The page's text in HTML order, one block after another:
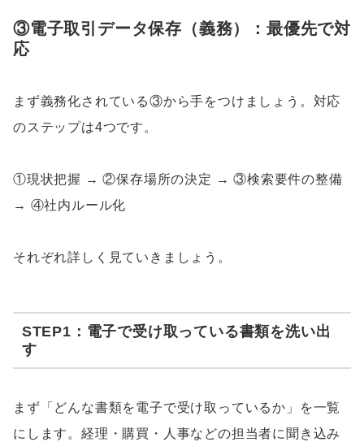
③電子取引データ保存（義務）：最優先で対
応
まず義務化されている③から手をつけましょう。対応
のステップは4つです。
①現状把握 → ②保存場所の決定 → ③検索要件の整備
→ ④社内ルール化
それぞれ詳しく見ていきましょう。
STEP1：電子で受け取っている書類を洗い出
す
まず「どんな書類を電子で受け取っているか」を一覧
にします。経理・購買・人事などの担当者に聞き込み